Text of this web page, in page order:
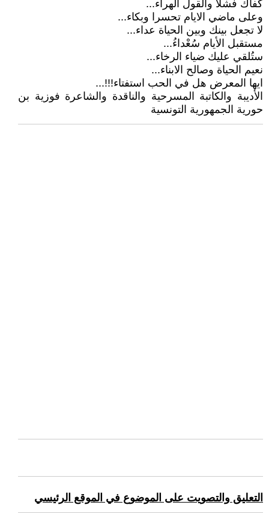
كفاك فشلا والقول الهراء...
وعلى ماضي الايام تحسرا وبكاء...
لا تجعل بينك وبين الحياة عداء...
مستقبل الأيام سُعْداءُ...
ستُلقي عليك ضياء الرخاء...
نعيم الحياة وصالح الابناء...
ايها المعرض هل في الحب استفتاء!!!...
الأديبة والكاتبة المسرحية والناقدة والشاعرة فوزية بن
حورية الجمهورية التونسية
التعليق والتصويت على الموضوع في الموقع الرئيسي